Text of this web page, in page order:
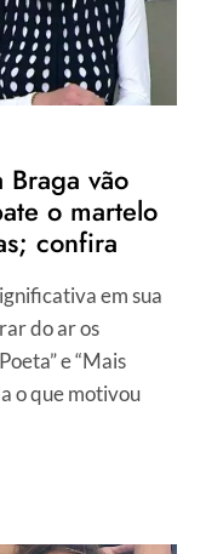
Braga vão
o martelo
confira
em sua
do ar os
e “Mais
o que motivou